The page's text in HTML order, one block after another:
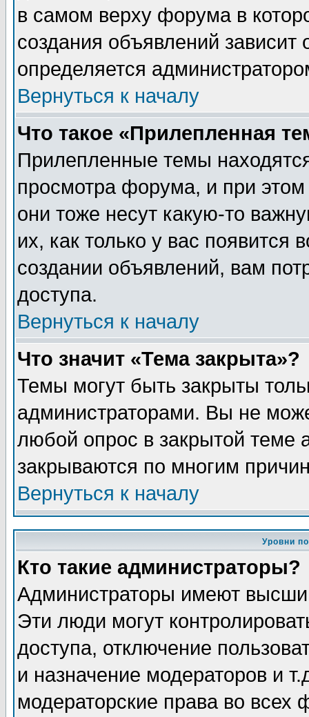
в самом верху форума в
создания объявлений зависит
определяется
Вернуться к началу
Что такое «Прилепленная
Прилепленные темы
просмотра форума, и при
они тоже несут какую-то
их, как только у вас появится
создании объявлений, вам
доступа.
Вернуться к началу
Что значит «Тема закрыта»?
Темы могут быть закрыты
администраторами. Вы не
любой опрос в закрытой теме
закрываются по многим
Вернуться к началу
Уровни
Кто такие администраторы?
Администраторы имеют
Эти люди могут
доступа, отключение
и назначение модераторов и
модераторские права во всех